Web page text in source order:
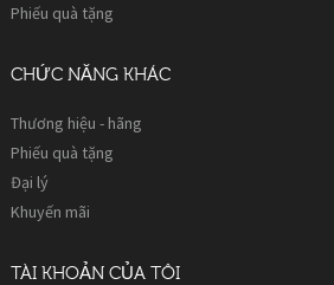
Phiếu quà tặng
CHỨC NĂNG KHÁC
Thương hiệu - hãng
Phiếu quà tặng
Đại lý
Khuyến mãi
TÀI KHOẢN CỦA TÔI